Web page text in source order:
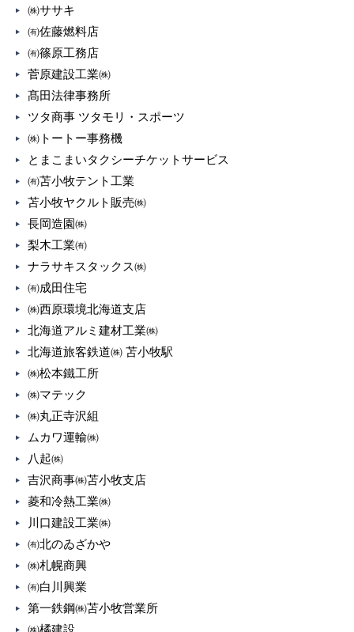
㈱ササキ
㈲佐藤燃料店
㈲篠原工務店
菅原建設工業㈱
髙田法律事務所
ツタ商事 ツタモリ・スポーツ
㈱トートー事務機
とまこまいタクシーチケットサービス
㈲苫小牧テント工業
苫小牧ヤクルト販売㈱
長岡造園㈱
梨木工業㈲
ナラサキスタックス㈱
㈲成田住宅
㈱西原環境北海道支店
北海道アルミ建材工業㈱
北海道旅客鉄道㈱ 苫小牧駅
㈱松本鐵工所
㈱マテック
㈱丸正寺沢組
ムカワ運輸㈱
八起㈱
吉沢商事㈱苫小牧支店
菱和冷熱工業㈱
川口建設工業㈱
㈲北のゐざかや
㈱札幌商興
㈲白川興業
第一鉄鋼㈱苫小牧営業所